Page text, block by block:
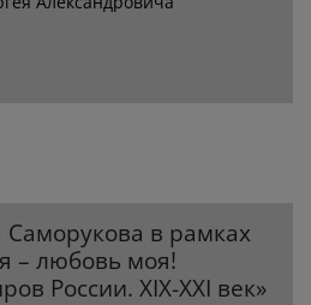
в рамках
– любовь моя!
России. XIX-XXI век»